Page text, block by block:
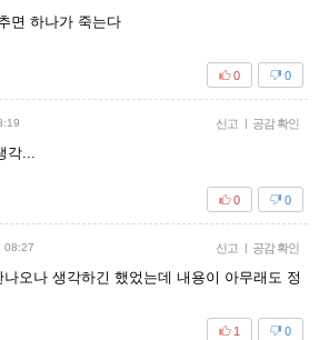
면 하나가 죽는다
0
0
신고 | 공감 확인
각...
0
0
08:27 신고 | 공감 확인
오나 생각하긴 했었는데 내용이 아무래도 정
0
1